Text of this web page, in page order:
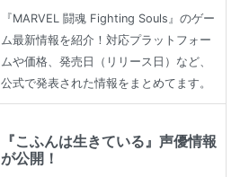
『MARVEL 闘魂 Fighting Souls』のゲー
ム最新情報を紹介！対応プラットフォー
ムや価格、発売日（リリース日）など、
公式で発表された情報をまとめてます。
『こふんは生きている』声優情報
が公開！